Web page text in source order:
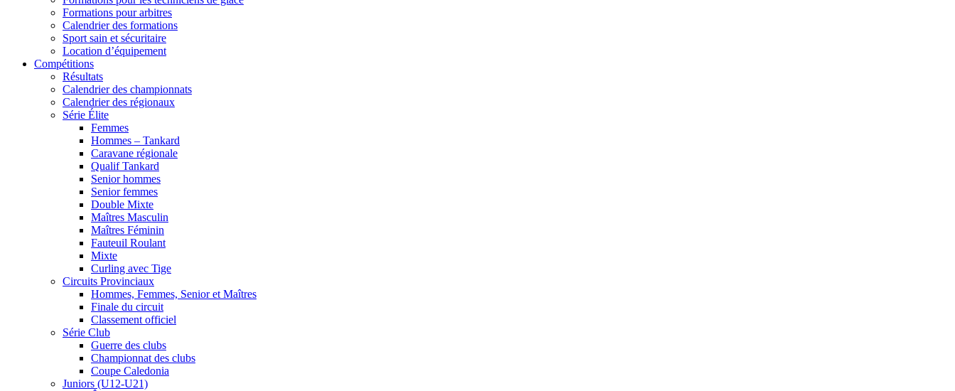
Formations pour arbitres
Calendrier des formations
Sport sain et sécuritaire
Location d’équipement
Compétitions
Résultats
Calendrier des championnats
Calendrier des régionaux
Série Élite
Femmes
Hommes – Tankard
Caravane régionale
Qualif Tankard
Senior hommes
Senior femmes
Double Mixte
Maîtres Masculin
Maîtres Féminin
Fauteuil Roulant
Mixte
Curling avec Tige
Circuits Provinciaux
Hommes, Femmes, Senior et Maîtres
Finale du circuit
Classement officiel
Série Club
Guerre des clubs
Championnat des clubs
Coupe Caledonia
Juniors (U12-U21)